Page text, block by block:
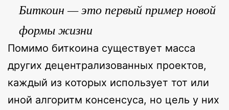
Биткоин — это первый пример новой
формы жизни
Помимо биткоина существует масса
других децентрализованных проектов,
каждый из которых использует тот или
иной алгоритм консенсуса, но цель у них